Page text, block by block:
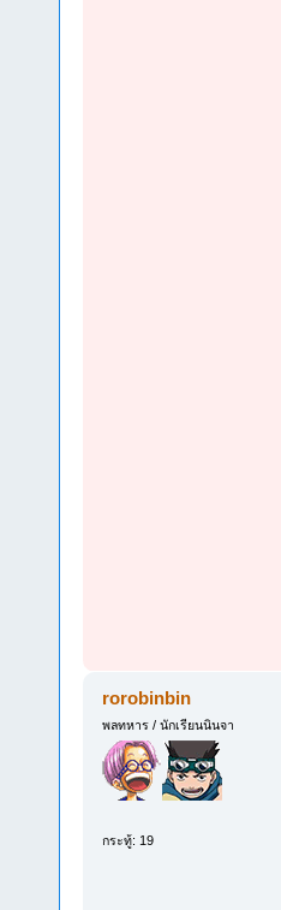
rorobinbin
พลทหาร / นักเรียนนินจา
กระทู้: 19